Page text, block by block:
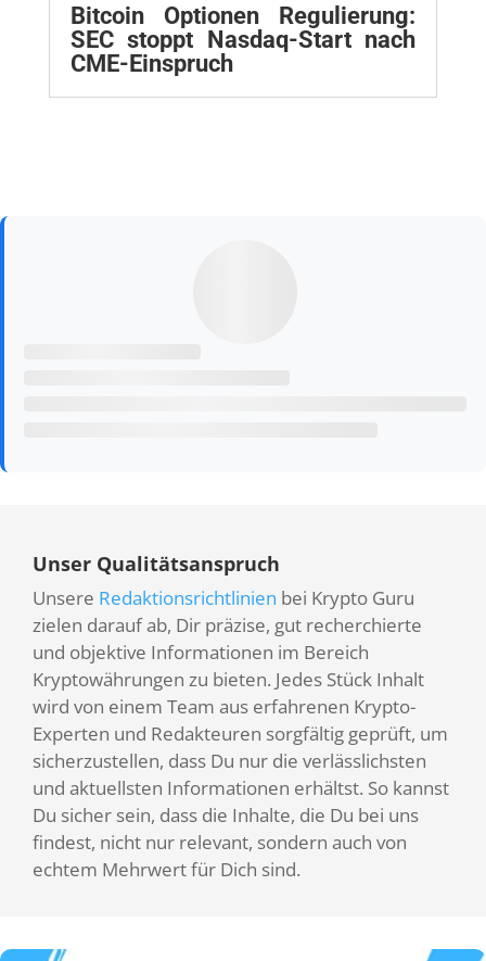
Bitcoin Optionen Regulierung:
SEC stoppt Nasdaq-Start nach
CME-Einspruch
Unser Qualitätsanspruch
Unsere Redaktionsrichtlinien bei Krypto Guru
zielen darauf ab, Dir präzise, gut recherchierte
und objektive Informationen im Bereich
Kryptowährungen zu bieten. Jedes Stück Inhalt
wird von einem Team aus erfahrenen Krypto-
Experten und Redakteuren sorgfältig geprüft, um
sicherzustellen, dass Du nur die verlässlichsten
und aktuellsten Informationen erhältst. So kannst
Du sicher sein, dass die Inhalte, die Du bei uns
findest, nicht nur relevant, sondern auch von
echtem Mehrwert für Dich sind.